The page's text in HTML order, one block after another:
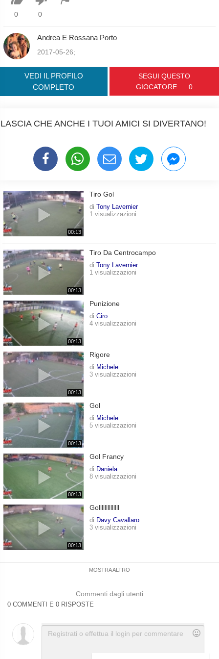
0 0
Andrea E Rossana Porto
2017-05-26;
VEDI IL PROFILO
COMPLETO
SEGUI QUESTO
GIOCATORE
0
LASCIA CHE ANCHE I TUOI AMICI SI DIVERTANO!
00:13
Tiro Gol
di Tony Lavernier
1 visualizzazioni
00:13
Tiro Da Centrocampo
di Tony Lavernier
1 visualizzazioni
00:13
Punizione
di Ciro
4 visualizzazioni
00:13
Rigore
di Michele
3 visualizzazioni
00:13
Gol
di Michele
5 visualizzazioni
00:13
Gol Francy
di Daniela
8 visualizzazioni
00:13
Gollllllllllllll
di Davy Cavallaro
3 visualizzazioni
MOSTRA ALTRO
Commenti dagli utenti
0 COMMENTI E 0 RISPOSTE